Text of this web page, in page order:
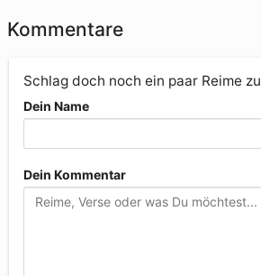
Kommentare
Schlag doch noch ein paar Reime zu
Dein Name
Dein Kommentar